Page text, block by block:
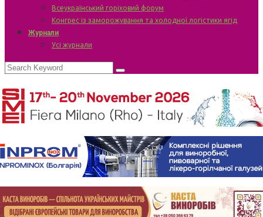
Всеукраїнський горіховий форум
Конгрес із заморожування та холодної логістики ягід
Журнали
Усі журнали